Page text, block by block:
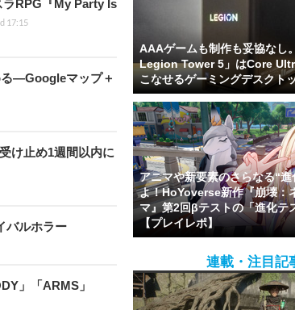
ラRPG『My Party Is
17:15
―Googleマップ＋
け止め1週間以内に
バルホラー
」「ARMS」
AAAゲームも制作も妥協なし
Legion Tower 5」はCore
こなせるゲーミングデスクト
アニマや新要素のさらなる“進
よ！HoYoverse新作『崩壊：
マ』第2回βテストの「進化テ
【プレイレポ】
連載・注目記